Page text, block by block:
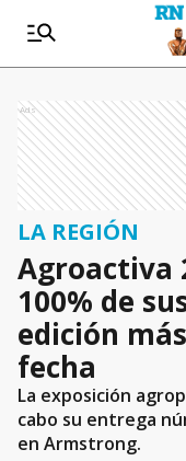
Ads
LA REGIÓN
Agroactiva
100% de
edición
fecha
La exposición
cabo su entrega
en Armstrong.